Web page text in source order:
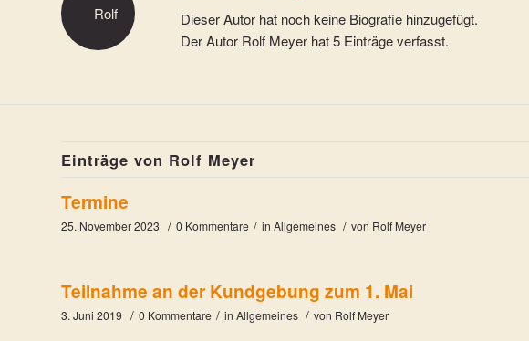
Dieser Autor hat noch keine Biografie hinzugefügt.
Der Autor Rolf Meyer hat 5 Einträge verfasst.
Einträge von Rolf Meyer
Termine
25. November 2023 / 0 Kommentare / in Allgemeines / von Rolf Meyer
Teilnahme an der Kundgebung zum 1. Mai
3. Juni 2019 / 0 Kommentare / in Allgemeines / von Rolf Meyer